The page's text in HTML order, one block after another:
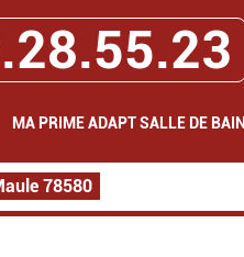
MA PRIME ADAPT SALLE DE BAIN
78580